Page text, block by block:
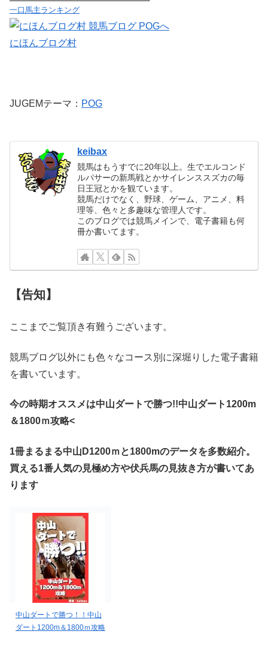
一口馬主ランキング
にほんブログ村
JUGEMテーマ： POG
keibax
競馬はもうすでに20年以上。生でエルコンド
ルパサーの新馬戦とかサイレンススズカの毎
日王冠とかを観ています。
競馬だけでなく、野球、ゲーム、アニメ、料
理等、色々と多趣味な管理人です。
このブログでは競馬メインで、電子書籍も何
冊か書いてます。
【告知】
ここまでご覧頂き有難うございます。
競馬ブログ以外にも色々なコース別に深堀りした電子書籍
を書いています。
今の時期オススメは中山ダートで勝つ!!中山ダート1200m
＆1800ｍ攻略<
1冊まるまる中山D1200ｍと1800mのデータを多数紹介。
買える1番人気の見極め方や伏兵馬の見抜き方が書いてあ
ります
中山ダートで勝つ！！中山
ダート1200m＆1800ｍ攻略